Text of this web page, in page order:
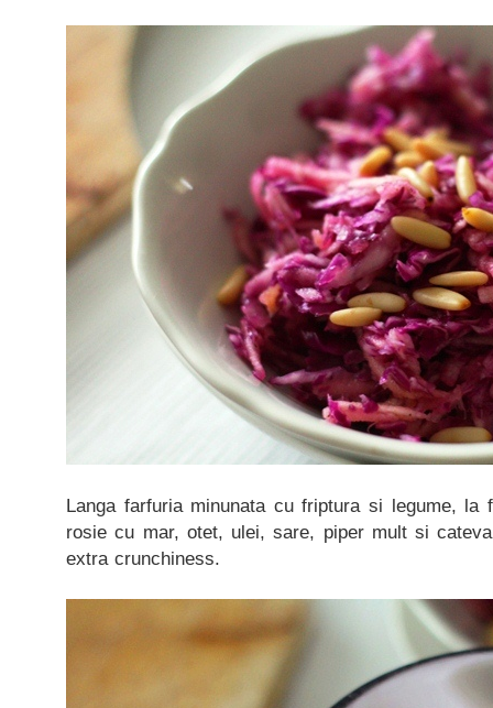
Langa farfuria minunata cu friptura si legume,
rosie cu mar, otet, ulei, sare, piper mult si
extra crunchiness.